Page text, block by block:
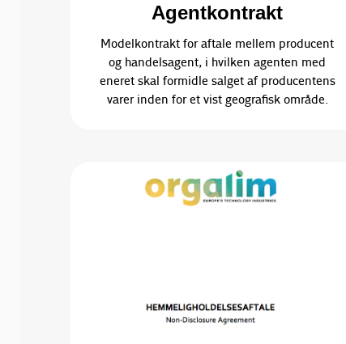
Agentkontrakt
Modelkontrakt for aftale mellem producent
og handelsagent, i hvilken agenten med
eneret skal formidle salget af producentens
varer inden for et vist geografisk område.